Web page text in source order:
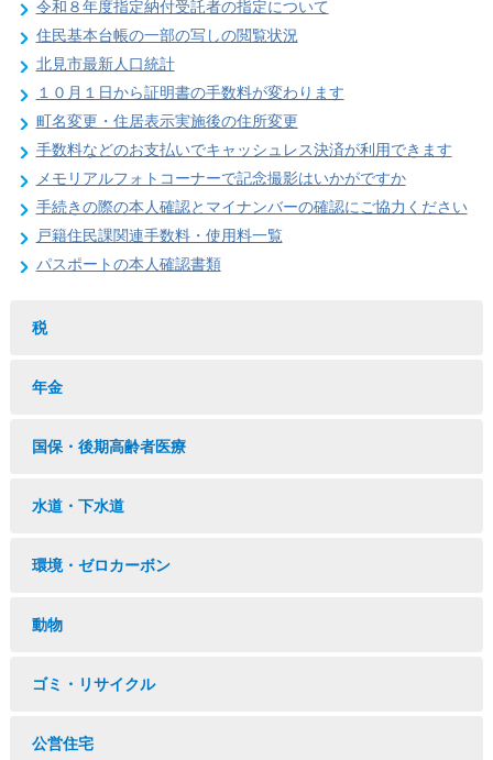
令和８年度指定納付受託者の指定について
住民基本台帳の一部の写しの閲覧状況
北見市最新人口統計
１０月１日から証明書の手数料が変わります
町名変更・住居表示実施後の住所変更
手数料などのお支払いでキャッシュレス決済が利用できます
メモリアルフォトコーナーで記念撮影はいかがですか
手続きの際の本人確認とマイナンバーの確認にご協力ください
戸籍住民課関連手数料・使用料一覧
パスポートの本人確認書類
税
年金
国保・後期高齢者医療
水道・下水道
環境・ゼロカーボン
動物
ゴミ・リサイクル
公営住宅